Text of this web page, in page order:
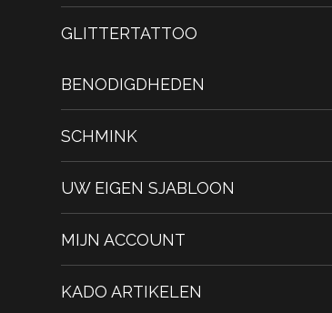
GLITTERTATTOO
BENODIGDHEDEN
SCHMINK
UW EIGEN SJABLOON
MIJN ACCOUNT
KADO ARTIKELEN